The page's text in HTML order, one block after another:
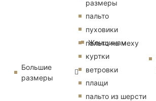
Женщинам
Большие
размеры
размеры
пальто
пуховики
пальто на меху
куртки
ветровки
плащи
пальто из шерсти